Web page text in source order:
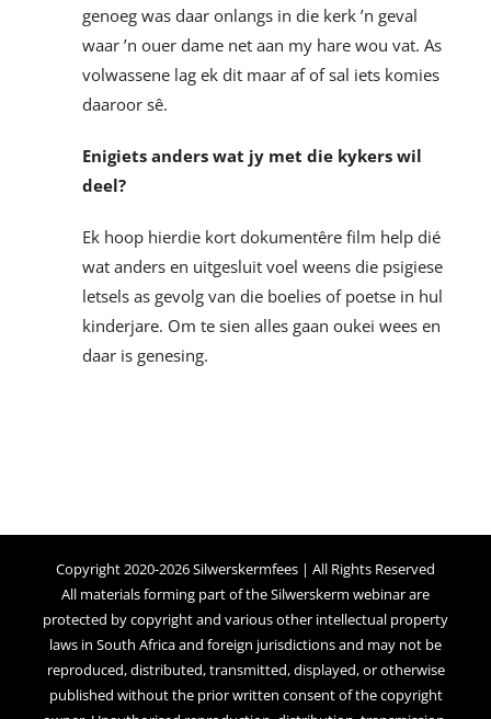
genoeg was daar onlangs in die kerk ’n geval
waar ’n ouer dame net aan my hare wou vat. As
volwassene lag ek dit maar af of sal iets komies
daaroor sê.
Enigiets anders wat jy met die kykers wil
deel?
Ek hoop hierdie kort dokumentêre film help dié
wat anders en uitgesluit voel weens die psigiese
letsels as gevolg van die boelies of poetse in hul
kinderjare. Om te sien alles gaan oukei wees en
daar is genesing.
Copyright 2020-2026 Silwerskermfees | All Rights Reserved
All materials forming part of the Silwerskerm webinar are
protected by copyright and various other intellectual property
laws in South Africa and foreign jurisdictions and may not be
reproduced, distributed, transmitted, displayed, or otherwise
published without the prior written consent of the copyright